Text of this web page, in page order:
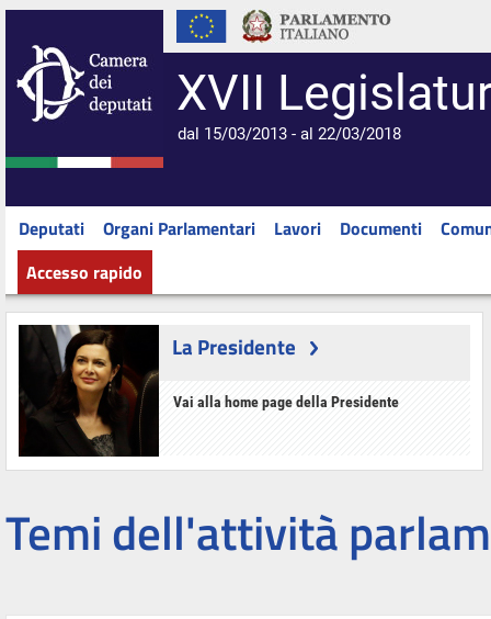
XVII
dal 15/03/2013 - al 22/03/2018
Deputati Organi Parlamentari Lavori Documenti
Accesso rapido
La Presidente
Vai alla home page della Presidente
Temi dell'attività